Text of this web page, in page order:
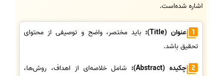
اشاره شده‌است.
عنوان (Title):
باید مختصر، واضح و توصیفی از محتوای
تحقیق باشد.
چکیده (Abstract):
شامل خلاصه‌ای از اهداف، روش‌ها،